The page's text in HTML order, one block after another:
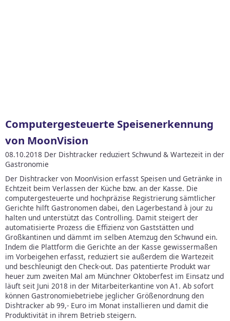
Computergesteuerte Speisenerkennung
von MoonVision
08.10.2018 Der Dishtracker reduziert Schwund & Wartezeit in der
Gastronomie
Der Dishtracker von MoonVision erfasst Speisen und Getränke in
Echtzeit beim Verlassen der Küche bzw. an der Kasse. Die
computergesteuerte und hochpräzise Registrierung sämtlicher
Gerichte hilft Gastronomen dabei, den Lagerbestand à jour zu
halten und unterstützt das Controlling. Damit steigert der
automatisierte Prozess die Effizienz von Gaststätten und
Großkantinen und dämmt im selben Atemzug den Schwund ein.
Indem die Plattform die Gerichte an der Kasse gewissermaßen
im Vorbeigehen erfasst, reduziert sie außerdem die Wartezeit
und beschleunigt den Check-out. Das patentierte Produkt war
heuer zum zweiten Mal am Münchner Oktoberfest im Einsatz und
läuft seit Juni 2018 in der Mitarbeiterkantine von A1. Ab sofort
können Gastronomiebetriebe jeglicher Größenordnung den
Dishtracker ab 99,- Euro im Monat installieren und damit die
Produktivität in ihrem Betrieb steigern.